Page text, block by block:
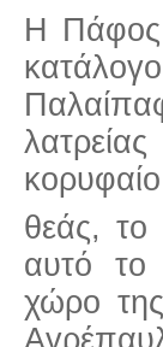
Η Πάφος
θεάς, το
αυτό το
χώρο